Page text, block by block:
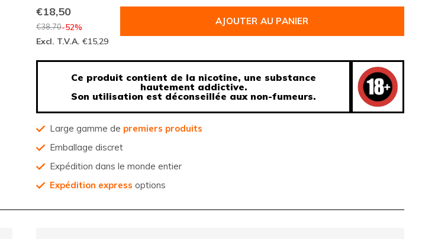
€18,50
€38,70-52%
Excl. T.V.A. €15,29
AJOUTER AU PANIER
Ce produit contient de la nicotine, une substance
hautement addictive.
Son utilisation est déconseillée aux non-fumeurs.
Large gamme de premiers produits
Emballage discret
Expédition dans le monde entier
Expédition express options